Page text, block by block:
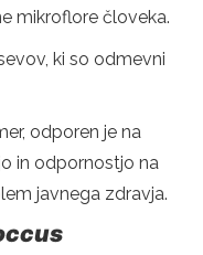
mikroflore človeka.
ki so odmevni
odporen je na
in odpornostjo na
javnega zdravja.